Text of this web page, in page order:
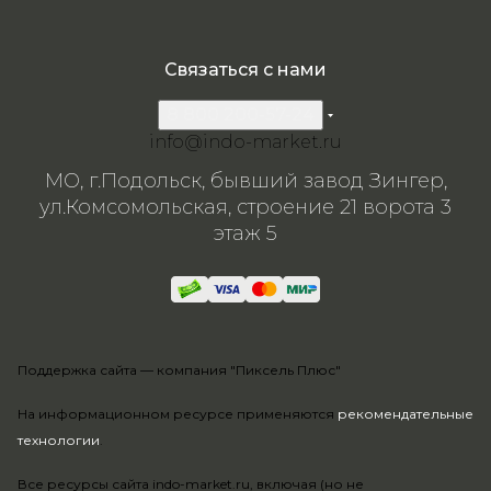
На информационном ресурсе применяются рекомендательные
технологии.
Все ресурсы сайта indo-market.ru, включая (но не
Связаться с нами
info@indo-market.ru
МО, г.Подольск, бывший завод Зингер,
ул.Комсомольская, строение 21 ворота 3
этаж 5
Поддержка сайта — компания "Пиксель Плюс"